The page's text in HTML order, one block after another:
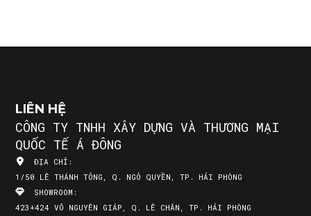
LIÊN HỆ
CÔNG TY TNHH XÂY DỰNG VÀ THƯƠNG MẠI
QUỐC TẾ Á ĐÔNG
ĐỊA CHỈ:
1/50 LÊ THÁNH TÔNG, Q. NGÔ QUYỀN, TP. HẢI PHÒNG
SHOWROOM:
423+424 VÕ NGUYÊN GIÁP, Q. LÊ CHÂN, TP. HẢI PHÒNG